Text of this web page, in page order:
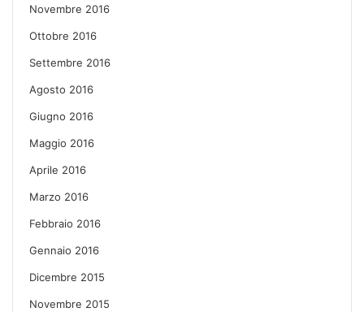
Novembre 2016
Ottobre 2016
Settembre 2016
Agosto 2016
Giugno 2016
Maggio 2016
Aprile 2016
Marzo 2016
Febbraio 2016
Gennaio 2016
Dicembre 2015
Novembre 2015